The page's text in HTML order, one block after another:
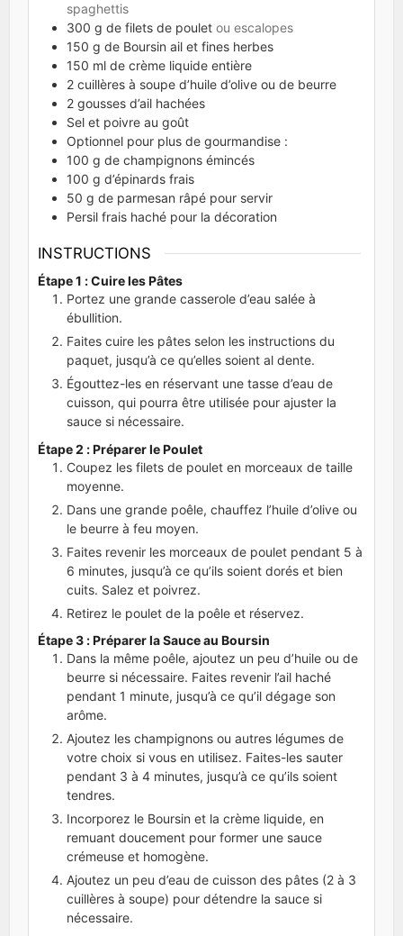
spaghettis
300 g de filets de poulet ou escalopes
150 g de Boursin ail et fines herbes
150 ml de crème liquide entière
2 cuillères à soupe d’huile d’olive ou de beurre
2 gousses d’ail hachées
Sel et poivre au goût
Optionnel pour plus de gourmandise :
100 g de champignons émincés
100 g d’épinards frais
50 g de parmesan râpé pour servir
Persil frais haché pour la décoration
INSTRUCTIONS
Étape 1 : Cuire les Pâtes
Portez une grande casserole d’eau salée à
ébullition.
Faites cuire les pâtes selon les instructions du
paquet, jusqu’à ce qu’elles soient al dente.
Égouttez-les en réservant une tasse d’eau de
cuisson, qui pourra être utilisée pour ajuster la
sauce si nécessaire.
Étape 2 : Préparer le Poulet
Coupez les filets de poulet en morceaux de taille
moyenne.
Dans une grande poêle, chauffez l’huile d’olive ou
le beurre à feu moyen.
Faites revenir les morceaux de poulet pendant 5 à
6 minutes, jusqu’à ce qu’ils soient dorés et bien
cuits. Salez et poivrez.
Retirez le poulet de la poêle et réservez.
Étape 3 : Préparer la Sauce au Boursin
Dans la même poêle, ajoutez un peu d’huile ou de
beurre si nécessaire. Faites revenir l’ail haché
pendant 1 minute, jusqu’à ce qu’il dégage son
arôme.
Ajoutez les champignons ou autres légumes de
votre choix si vous en utilisez. Faites-les sauter
pendant 3 à 4 minutes, jusqu’à ce qu’ils soient
tendres.
Incorporez le Boursin et la crème liquide, en
remuant doucement pour former une sauce
crémeuse et homogène.
Ajoutez un peu d’eau de cuisson des pâtes (2 à 3
cuillères à soupe) pour détendre la sauce si
nécessaire.